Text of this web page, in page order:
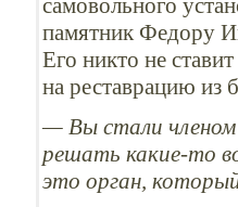
самовольного
памятник Федору
Его никто не
на реставрацию из
— Вы стали
решать какие-то
это орган,